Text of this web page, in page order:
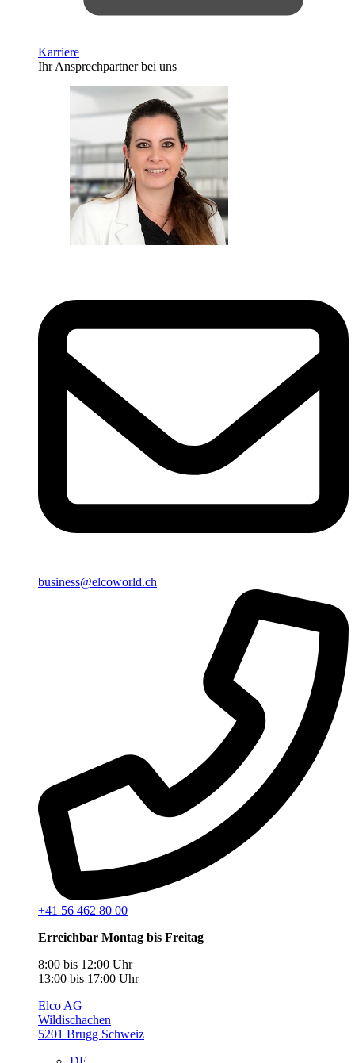
Karriere
Ihr Ansprechpartner bei uns
business@elcoworld.ch
+41 56 462 80 00
Erreichbar Montag bis Freitag
8:00 bis 12:00 Uhr
13:00 bis 17:00 Uhr
Elco AG
Wildischachen
5201 Brugg Schweiz